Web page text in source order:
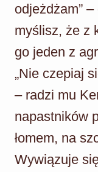
odjeżdżam”
myślisz, że z
go jeden z
„Nie czepiaj
– radzi mu
napastników
łomem, na
Wywiązuje